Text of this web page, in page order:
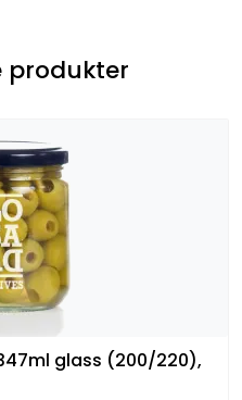
produkter
glass (200/220),